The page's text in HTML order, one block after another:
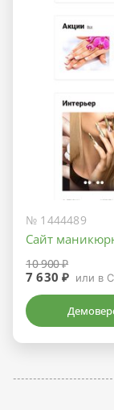
№ 1444489
Сайт
10 900 ₽
7 630 ₽ или в